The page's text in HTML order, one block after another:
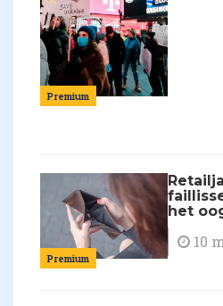
Premium
Premium
het
10